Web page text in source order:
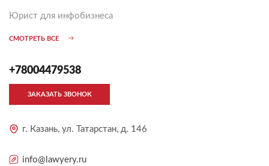
Юрист для инфобизнеса
СМОТРЕТЬ ВСЕ
+78004479538
ЗАКАЗАТЬ ЗВОНОК
г. Казань, ул. Татарстан, д. 146
info@lawyery.ru